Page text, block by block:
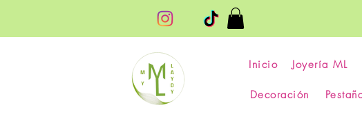
Inicio Joyería ML
Decoración